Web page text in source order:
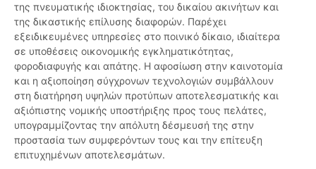
της πνευματικής ιδιοκτησίας, του δικαίου ακινήτων και
της δικαστικής επίλυσης διαφορών. Παρέχει
εξειδικευμένες υπηρεσίες στο ποινικό δίκαιο, ιδιαίτερα
σε υποθέσεις οικονομικής εγκληματικότητας,
φοροδιαφυγής και απάτης. Η αφοσίωση στην καινοτομία
και η αξιοποίηση σύγχρονων τεχνολογιών συμβάλλουν
στη διατήρηση υψηλών προτύπων αποτελεσματικής και
αξιόπιστης νομικής υποστήριξης προς τους πελάτες,
υπογραμμίζοντας την απόλυτη δέσμευσή της στην
προστασία των συμφερόντων τους και την επίτευξη
επιτυχημένων αποτελεσμάτων.